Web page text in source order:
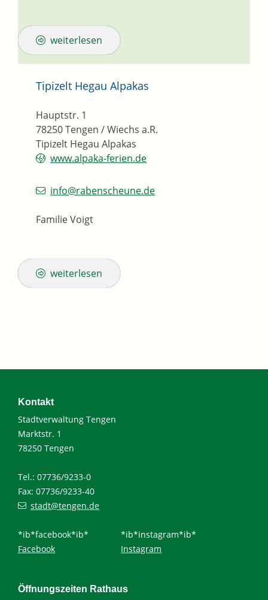
weiterlesen
Tipizelt Hegau Alpakas
Tipizelt Hegau Alpakas
Hauptstr. 1
78250Tengen / Wiechs a.R.
www.alpaka-ferien.de
info@rabenscheune.de
Familie Voigt
weiterlesen
Kontakt
Stadtverwaltung Tengen
Marktstr. 1
78250 Tengen
Tel.: 07736/9233-0
Fax: 07736/9233-40
stadt@tengen.de
*ib*facebook*ib*
Facebook
*ib*instagram*ib*
Instagram
Öffnungszeiten Rathaus